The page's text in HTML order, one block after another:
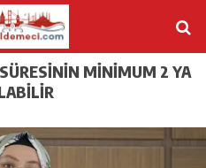
MINIMUM 2 YA